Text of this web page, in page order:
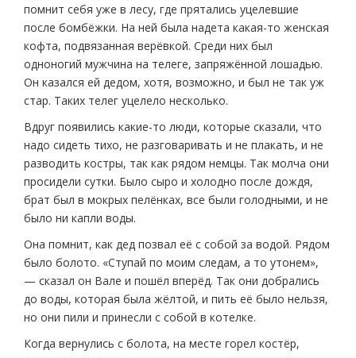
помнит себя уже в лесу, где прятались уцелевшие
после бомбёжки. На ней была надета какая-то женская
кофта, подвязанная верёвкой. Среди них был
одноногий мужчина на телеге, запряжённой лошадью.
Он казался ей дедом, хотя, возможно, и был не так уж
стар. Таких телег уцелело несколько.
Вдруг появились какие-то люди, которые сказали, что
надо сидеть тихо, не разговаривать и не плакать, и не
разводить костры, так как рядом немцы. Так молча они
просидели сутки. Было сыро и холодно после дождя,
брат был в мокрых пелёнках, все были голодными, и не
было ни капли воды.
Она помнит, как дед позвал её с собой за водой. Рядом
было болото. «Ступай по моим следам, а то утонем»,
— сказал он Вале и пошёл вперёд. Так они добрались
до воды, которая была жёлтой, и пить её было нельзя,
но они пили и принесли с собой в котелке.
Когда вернулись с болота, на месте горел костёр,